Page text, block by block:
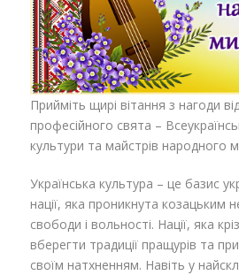
Прийміть щирі вітання з нагоди
професійного свята –
культури та майстрів народного
Українська культура – це базис
нації, яка проникнута козацьким
свободи і вольності. Нації, яка
вберегти традиції пращурів та
своїм натхненням. Навіть у